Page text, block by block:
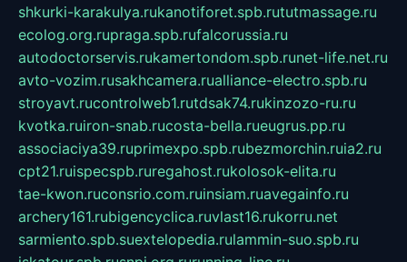
shkurki-karakulya.rukanotiforet.spb.rututmassage.ru
ecolog.org.rupraga.spb.rufalcorussia.ru
autodoctorservis.rukamertondom.spb.runet-life.net.ru
avto-vozim.rusakhcamera.rualliance-electro.spb.ru
stroyavt.rucontrolweb1.rutdsak74.rukinzozo-ru.ru
kvotka.ruiron-snab.rucosta-bella.rueugrus.pp.ru
associaciya39.ruprimexpo.spb.rubezmorchin.ruia2.ru
cpt21.ruispecspb.ruregahost.rukolosok-elita.ru
tae-kwon.ruconsrio.com.ruinsiam.ruavegainfo.ru
archery161.rubigencyclica.ruvlast16.rukorru.net
sarmiento.spb.suextelopedia.rulammin-suo.spb.ru